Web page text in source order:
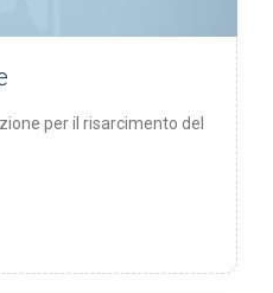
per il risarcimento del